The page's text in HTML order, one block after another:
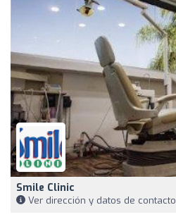
Smile Clinic
Ver dirección y datos de contacto